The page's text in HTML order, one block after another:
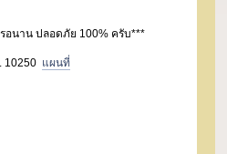
อนาน ปลอดภัย 100% ครับ***
10250 แผนที่